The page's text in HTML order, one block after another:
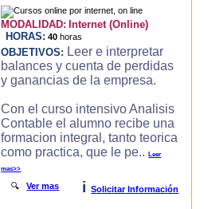
MODALIDAD: Internet (Online)
HORAS: 40 horas
OBJETIVOS: Leer e interpretar
balances y cuenta de perdidas
y ganancias de la empresa.
Con el curso intensivo Analisis
Contable el alumno recibe una
formacion integral, tanto teorica
como practica, que le pe..Leer
mas>>
🔍Ver mas i Solicitar Información